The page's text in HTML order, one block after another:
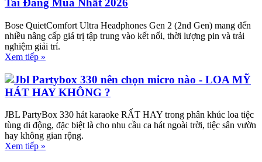
Tai Đáng Mua Nhất 2026
Bose QuietComfort Ultra Headphones Gen 2 (2nd Gen) mang đến
nhiều nâng cấp giá trị tập trung vào kết nối, thời lượng pin và trải
nghiệm giải trí.
Xem tiếp »
Jbl Partybox 330 nên chọn micro nào - LOA MỸ
HÁT HAY KHÔNG ?
JBL PartyBox 330 hát karaoke RẤT HAY trong phân khúc loa tiệc
tùng di động, đặc biệt là cho nhu cầu ca hát ngoài trời, tiệc sân vườn
hay không gian rộng.
Xem tiếp »